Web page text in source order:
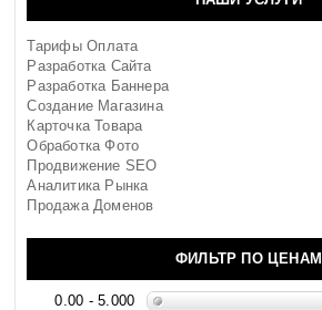
Тарифы Оплата
Разработка Сайта
Разработка Баннера
Создание Магазина
Карточка Товара
Обработка Фото
Продвижение SEO
Аналитика Рынка
Продажа Доменов
ФИЛЬТР ПО ЦЕНАМ
0.00 - 5.000